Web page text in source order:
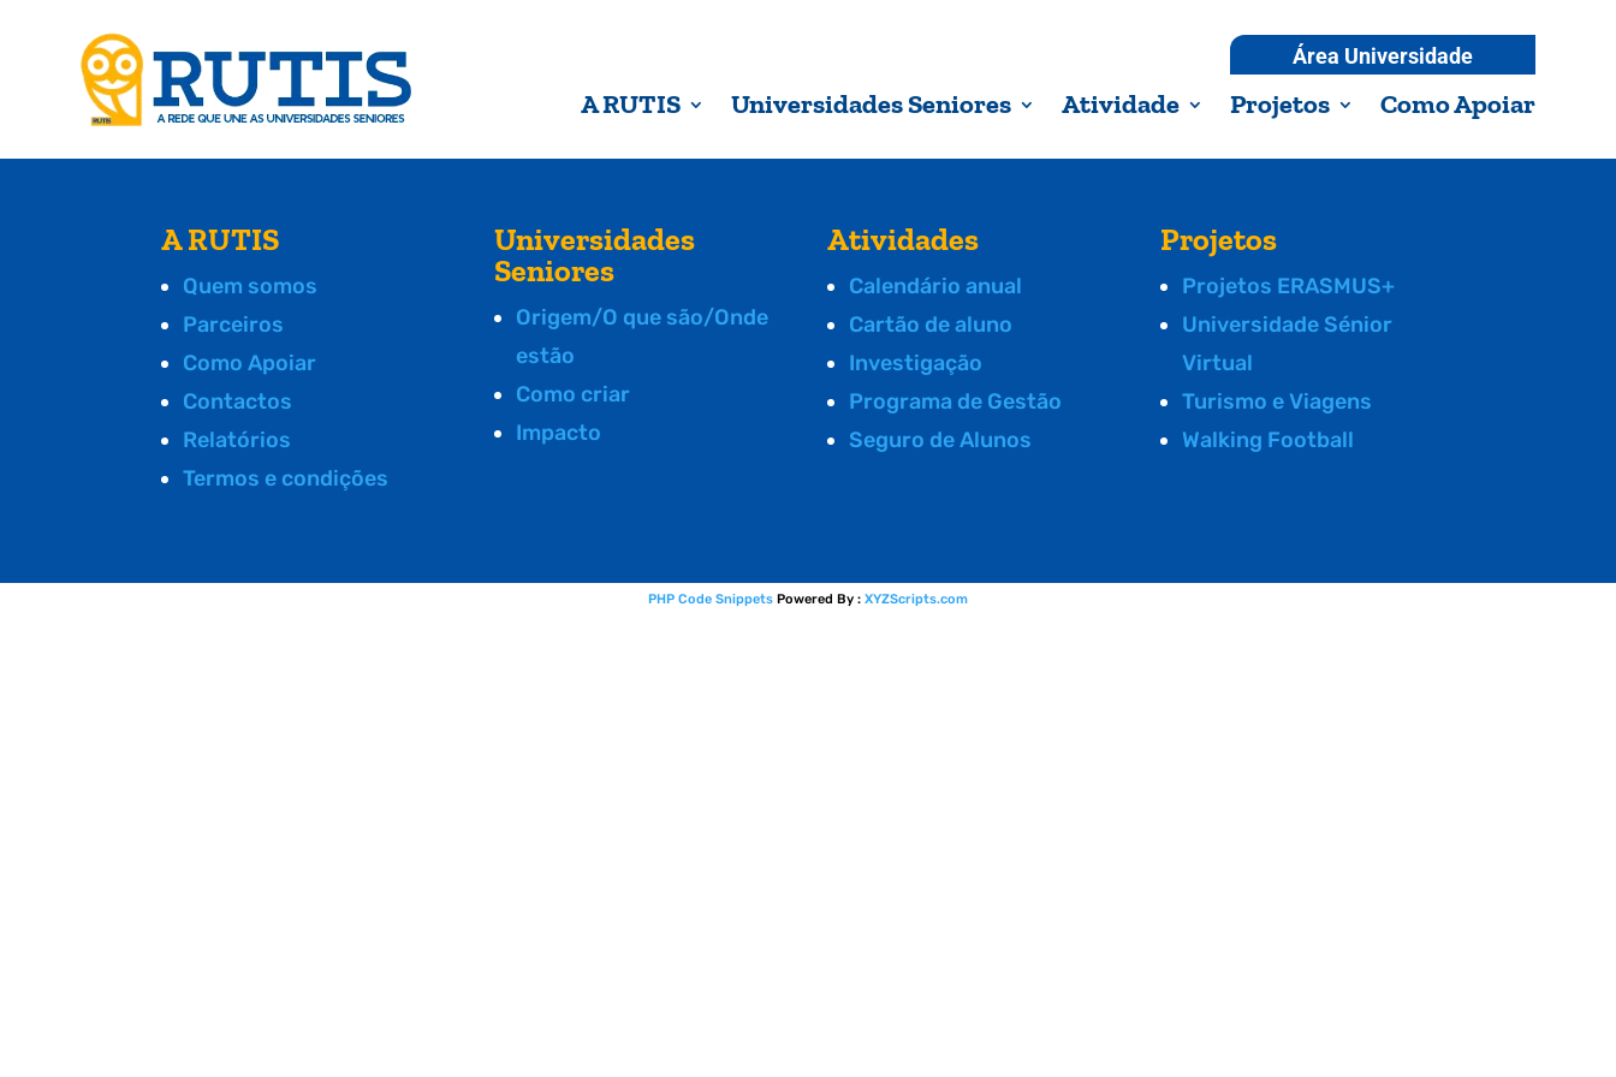
Área Universidade
A RUTIS Universidades Seniores Atividade Projetos Como Apoiar
A RUTIS
Quem somos
Parceiros
Como Apoiar
Contactos
Relatórios
Termos e condições
Universidades
Seniores
Origem/O que são/Onde
estão
Como criar
Impacto
Atividades
Calendário anual
Cartão de aluno
Investigação
Programa de Gestão
Seguro de Alunos
Projetos
Projetos ERASMUS+
Universidade Sénior
Virtual
Turismo e Viagens
Walking Football
PHP Code Snippets Powered By : XYZScripts.com